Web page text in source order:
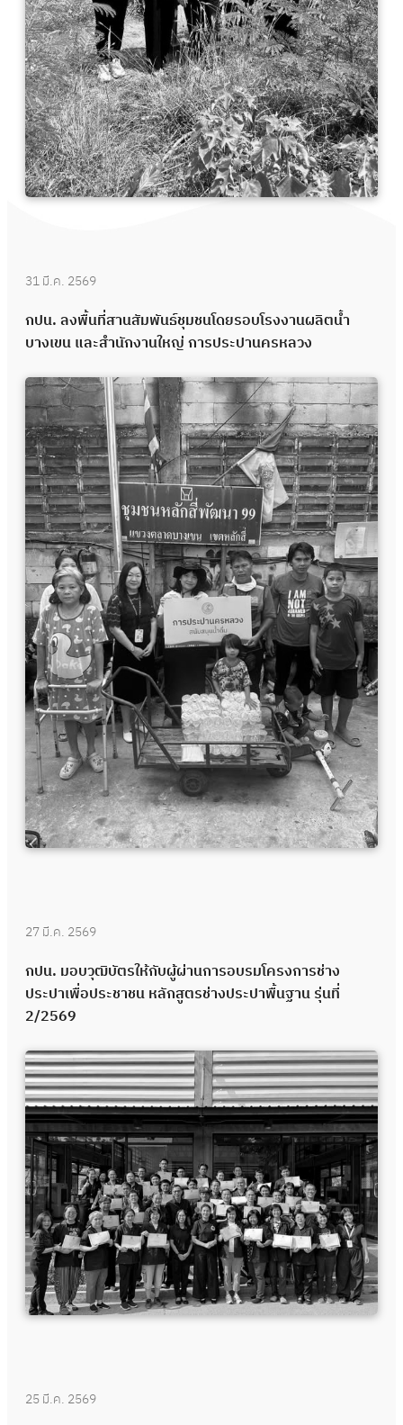
31 มี.ค. 2569
กปน. ลงพื้นที่สานสัมพันธ์ชุมชนโดยรอบโรงงานผลิตน้ำ
บางเขน และสำนักงานใหญ่ การประปานครหลวง
27 มี.ค. 2569
กปน. มอบวุฒิบัตรให้กับผู้ผ่านการอบรมโครงการช่าง
ประปาเพื่อประชาชน หลักสูตรช่างประปาพื้นฐาน รุ่นที่
2/2569
25 มี.ค. 2569